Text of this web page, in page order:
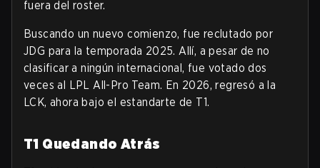
fuera del roster.
Buscando un nuevo comienzo, fue reclutado por
JDG para la temporada 2025. Allí, a pesar de no
clasificar a ningún internacional, fue votado dos
veces al LPL All-Pro Team. En 2026, regresó a la
LCK, ahora bajo el estandarte de T1.
T1 Quedando Atrás